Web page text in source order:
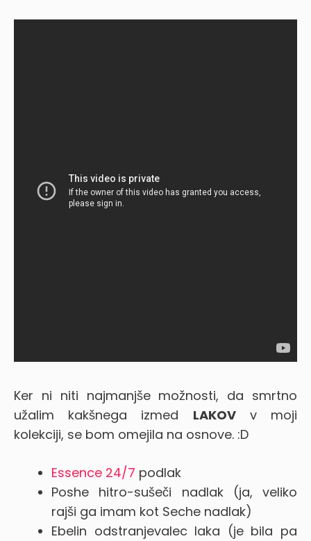
Ker ni niti najmanjše možnosti, da smrtno
užalim kakšnega izmed LAKOVv moji
kolekciji, se bom omejila na osnove. :D
Essence 24/7 podlak
Poshe hitro-sušeči nadlak (ja, veliko
rajši ga imam kot Seche nadlak)
Ebelin odstranjevalec laka (je bila pa